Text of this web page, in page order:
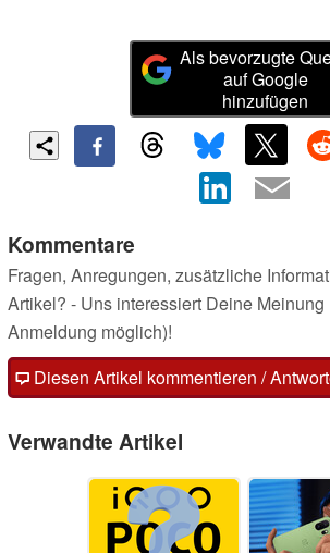
Als bevorzugte
auf Google
hinzufügen
Kommentare
Fragen, Anregungen, zusätzliche
Artikel? - Uns interessiert Deine
Anmeldung möglich)!
Diesen Artikel kommentieren /
Verwandte Artikel